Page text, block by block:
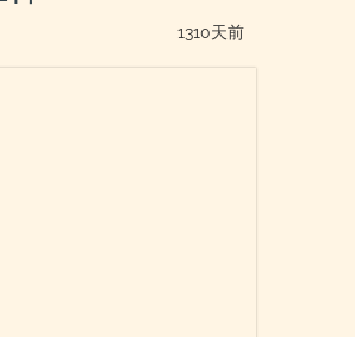
1310天前